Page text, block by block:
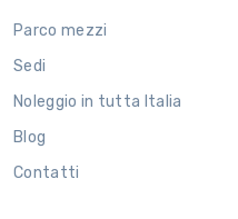
Parco mezzi
Sedi
Noleggio in tutta Italia
Blog
Contatti